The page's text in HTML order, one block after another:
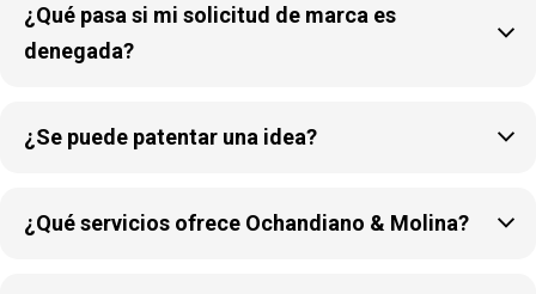
¿Qué pasa si mi solicitud de marca es
denegada?

¿Se puede patentar una idea? 
¿Qué servicios ofrece Ochandiano & Molina? 